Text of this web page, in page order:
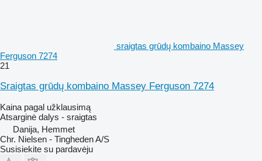
sraigtas grūdų kombaino Massey
Ferguson 7274
21
Sraigtas grūdų kombaino Massey Ferguson 7274
Kaina pagal užklausimą
Atsarginė dalys - sraigtas
Danija, Hemmet
Chr. Nielsen - Tingheden A/S
Susisiekite su pardavėju